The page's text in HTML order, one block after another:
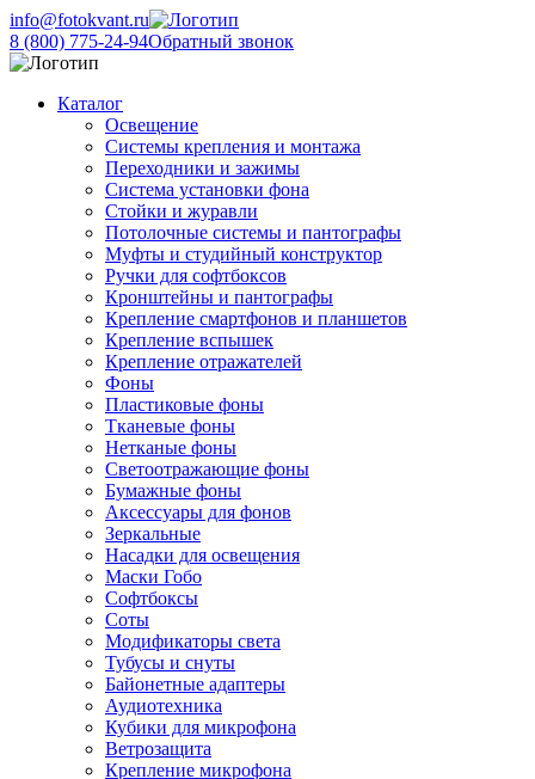
info@fotokvant.ru
8 (800) 775-24-94Обратный звонок
Каталог
Освещение
Системы крепления и монтажа
Переходники и зажимы
Система установки фона
Стойки и журавли
Потолочные системы и пантографы
Муфты и студийный конструктор
Ручки для софтбоксов
Кронштейны и пантографы
Крепление смартфонов и планшетов
Крепление вспышек
Крепление отражателей
Фоны
Пластиковые фоны
Тканевые фоны
Нетканые фоны
Светоотражающие фоны
Бумажные фоны
Аксессуары для фонов
Зеркальные
Насадки для освещения
Маски Гобо
Софтбоксы
Соты
Модификаторы света
Тубусы и снуты
Байонетные адаптеры
Аудиотехника
Кубики для микрофона
Ветрозащита
Крепление микрофона